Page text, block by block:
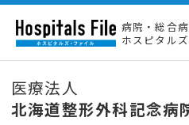
病院・総合
ホスピタル
医療法人
北海道整形外科記念病